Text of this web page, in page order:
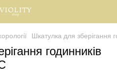
Шкатулка для зберігання
годинників